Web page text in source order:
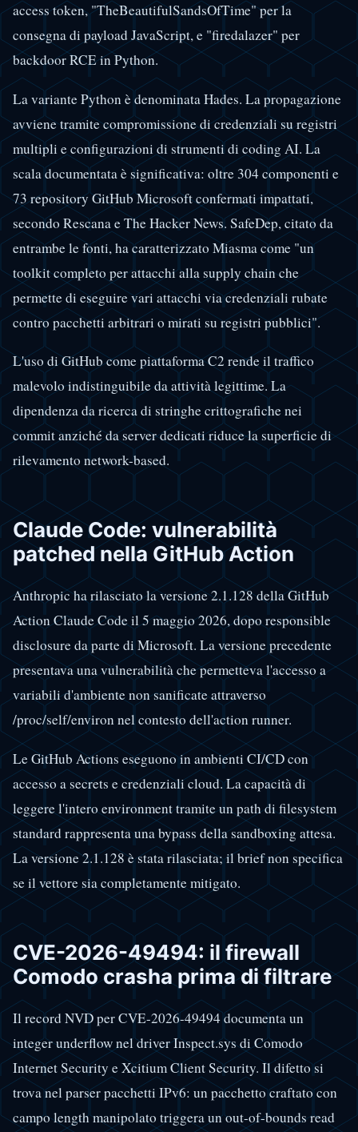
access token, "TheBeautifulSandsOfTime" per la
consegna di payload JavaScript, e "firedalazer" per
backdoor RCE in Python.
La variante Python è denominata Hades. La propagazione
avviene tramite compromissione di credenziali su registri
multipli e configurazioni di strumenti di coding AI. La
scala documentata è significativa: oltre 304 componenti e
73 repository GitHub Microsoft confermati impattati,
secondo Rescana e The Hacker News. SafeDep, citato da
entrambe le fonti, ha caratterizzato Miasma come "un
toolkit completo per attacchi alla supply chain che
permette di eseguire vari attacchi via credenziali rubate
contro pacchetti arbitrari o mirati su registri pubblici".
L'uso di GitHub come piattaforma C2 rende il traffico
malevolo indistinguibile da attività legittime. La
dipendenza da ricerca di stringhe crittografiche nei
commit anziché da server dedicati riduce la superficie di
rilevamento network-based.
Claude Code: vulnerabilità
patched nella GitHub Action
Anthropic ha rilasciato la versione 2.1.128 della GitHub
Action Claude Code il 5 maggio 2026, dopo responsible
disclosure da parte di Microsoft. La versione precedente
presentava una vulnerabilità che permetteva l'accesso a
variabili d'ambiente non sanificate attraverso
/proc/self/environ nel contesto dell'action runner.
Le GitHub Actions eseguono in ambienti CI/CD con
accesso a secrets e credenziali cloud. La capacità di
leggere l'intero environment tramite un path di filesystem
standard rappresenta una bypass della sandboxing attesa.
La versione 2.1.128 è stata rilasciata; il brief non specifica
se il vettore sia completamente mitigato.
CVE-2026-49494: il firewall
Comodo crasha prima di filtrare
Il record NVD per CVE-2026-49494 documenta un
integer underflow nel driver Inspect.sys di Comodo
Internet Security e Xcitium Client Security. Il difetto si
trova nel parser pacchetti IPv6: un pacchetto craftato con
campo length manipolato triggera un out-of-bounds read